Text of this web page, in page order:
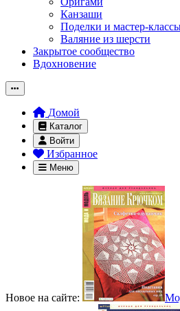
Канзаши
Поделки и мастер-
Валяние из шерсти
Закрытое сообщество
Вдохновение
Домой
Каталог
Войти
Избранное
Меню
Новое на сайте: